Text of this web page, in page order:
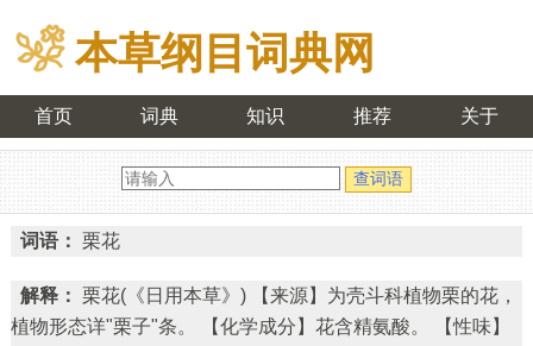
本草纲目词典网
首页 词典 知识 推荐 关于
词语： 栗花
解释： 栗花(《日用本草》) 【来源】为壳斗科植物栗的花，
植物形态详"栗子"条。 【化学成分】花含精氨酸。 【性味】